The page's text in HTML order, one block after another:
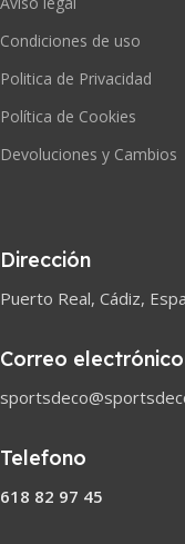
Condiciones de uso
Politica de Privacidad
Política de Cookies
Devoluciones y Cambios
Dirección
Puerto Real, Cádiz,
Correo electrónico
Telefono
618 82 97 45